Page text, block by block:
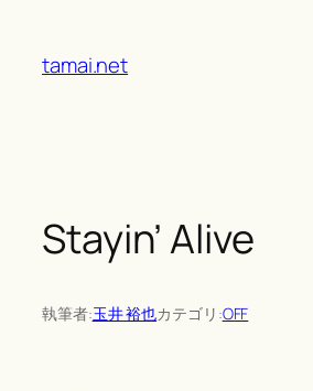
content
tamai.net
Stayin’ Alive
執筆者:玉井 裕也カテゴリ:OFF